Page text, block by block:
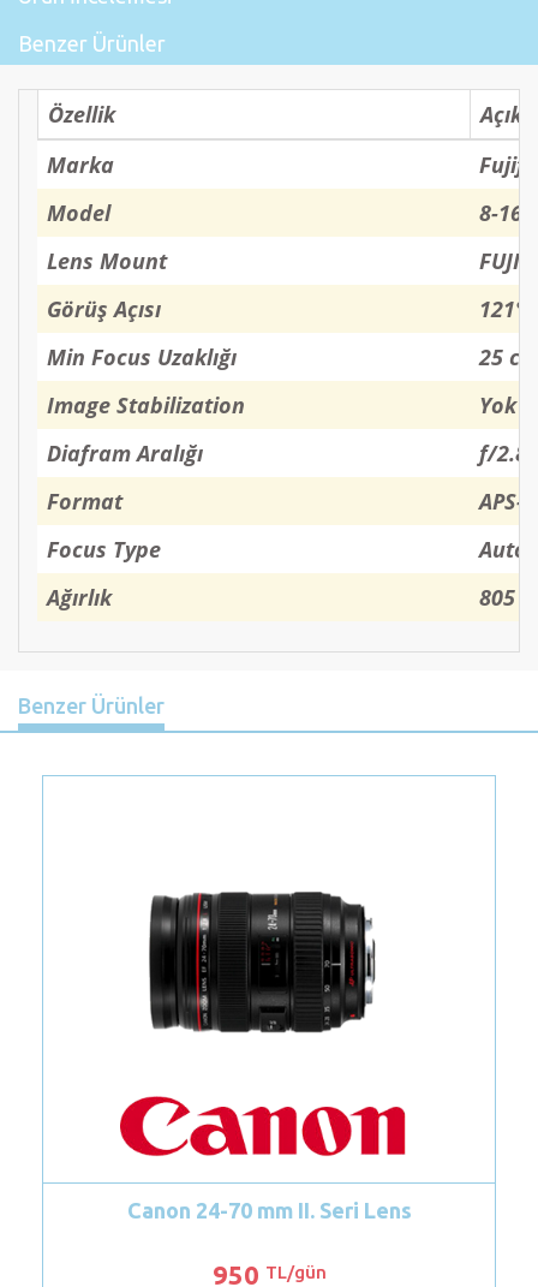
Benzer Ürünler
Özellik
Marka
Model
8-
Lens Mount
Görüş Açısı
121°
Min Focus Uzaklığı
25 cm
Image Stabilization
Yok
Diafram Aralığı
f/2.8
Format
APS-C
Focus Type
Ağırlık
805
Benzer Ürünler
Nikon 70-200 mm f/2.8G ED VR II